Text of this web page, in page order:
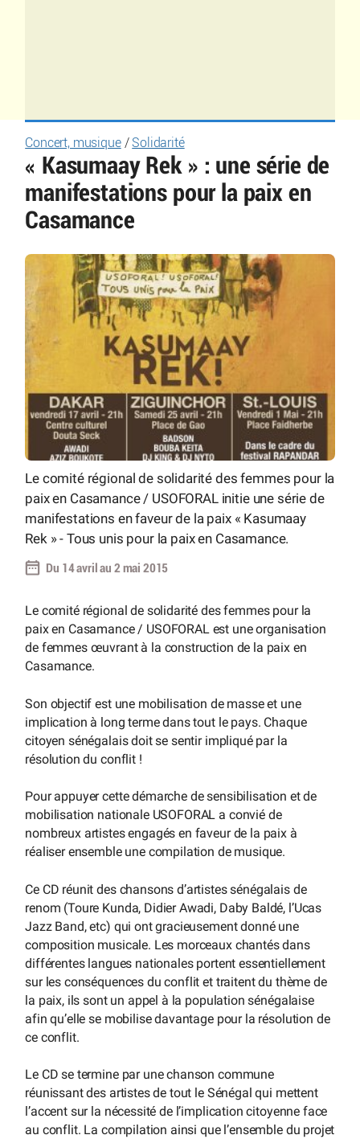
Concert, musique/ Solidarité
« Kasumaay Rek » : une série de
manifestations pour la paix en
Casamance
Le comité régional de solidarité des femmes pour la
paix en Casamance / USOFORAL initie une série de
manifestations en faveur de la paix « Kasumaay
Rek » - Tous unis pour la paix en Casamance.
Du 14 avril au 2 mai 2015
Le comité régional de solidarité des femmes pour la
paix en Casamance / USOFORAL est une organisation
de femmes œuvrant à la construction de la paix en
Casamance.
Son objectif est une mobilisation de masse et une
implication à long terme dans tout le pays. Chaque
citoyen sénégalais doit se sentir impliqué par la
résolution du conflit !
Pour appuyer cette démarche de sensibilisation et de
mobilisation nationale USOFORAL a convié de
nombreux artistes engagés en faveur de la paix à
réaliser ensemble une compilation de musique.
Ce CD réunit des chansons d’artistes sénégalais de
renom (Toure Kunda, Didier Awadi, Daby Baldé, l’Ucas
Jazz Band, etc) qui ont gracieusement donné une
composition musicale. Les morceaux chantés dans
différentes langues nationales portent essentiellement
sur les conséquences du conflit et traitent du thème de
la paix, ils sont un appel à la population sénégalaise
afin qu’elle se mobilise davantage pour la résolution de
ce conflit.
Le CD se termine par une chanson commune
réunissant des artistes de tout le Sénégal qui mettent
l’accent sur la nécessité de l’implication citoyenne face
au conflit. La compilation ainsi que l’ensemble du projet